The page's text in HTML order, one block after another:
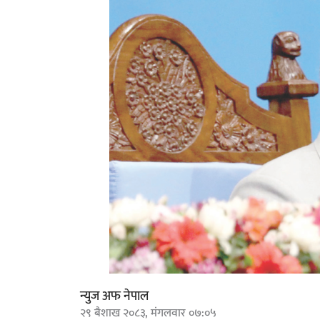
न्युज अफ नेपाल
२९ बैशाख २०८३, मंगलवार ०७:०५